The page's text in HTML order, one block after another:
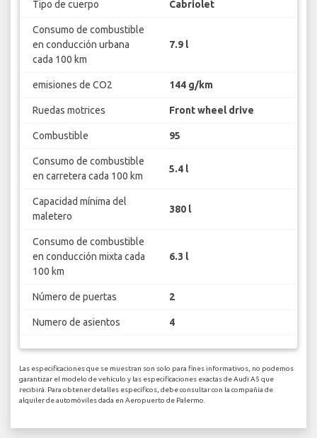
Tipo de cuerpo Cabriolet
Consumo de combustible
en conducción urbana
cada 100 km
7.9 l
emisiones de CO2 144 g/km
Ruedas motrices Front wheel drive
Combustible 95
Consumo de combustible
en carretera cada 100 km
5.4 l
Capacidad mínima del
maletero
380 l
Consumo de combustible
en conducción mixta cada
100 km
6.3 l
Número de puertas 2
Numero de asientos 4
Las especificaciones que se muestran son solo para fines informativos, no podemos
garantizar el modelo de vehículo y las especificaciones exactas de Audi A5 que
recibirá. Para obtener detalles específicos, debe consultar con la compañía de
alquiler de automóviles dada en Aeropuerto de Palermo.